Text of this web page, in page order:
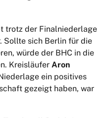
trotz der Finalniederlage
Sollte sich Berlin für die
würde der BHC in die
Kreisläufer Aron
ein positives
gezeigt haben, war